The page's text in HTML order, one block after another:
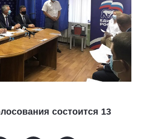
состоится 13